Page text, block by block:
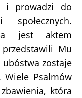
i prowadzi do
społecznych.
jest aktem
Mu
zostaje
Wiele Psalmów
która